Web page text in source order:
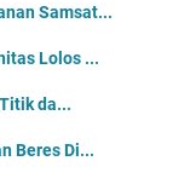
Samsat...
Lolos ...
da...
Beres Di...